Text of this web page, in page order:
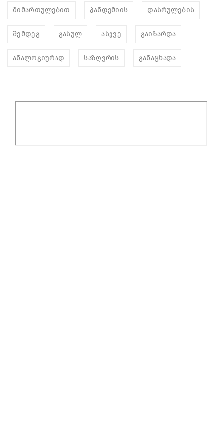
მიმართულებით პანდემიის დასრულების
შემდეგ გასულ ასევე გაიზარდა
ანალოგიურად საზღვრის განაცხადა